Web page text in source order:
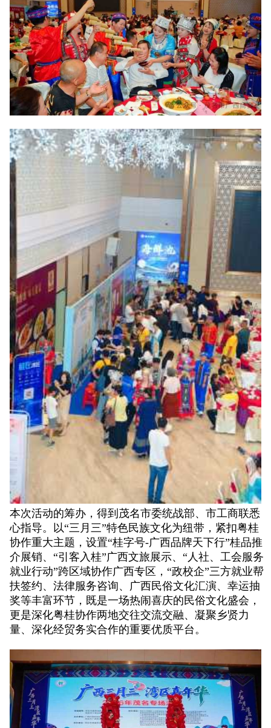
本次活动的筹办，得到茂名市委统战部、市工商联悉
心指导。以“三月三”特色民族文化为纽带，紧扣粤桂
协作重大主题，设置“桂字号-广西品牌天下行”桂品推
介展销、“引客入桂”广西文旅展示、“人社、工会服务
就业行动”跨区域协作广西专区，“政校企”三方就业帮
扶签约、法律服务咨询、广西民俗文化汇演、幸运抽
奖等丰富环节，既是一场热闹喜庆的民俗文化盛会，
更是深化粤桂协作两地交往交流交融、凝聚乡贤力
量、深化经贸务实合作的重要优质平台。